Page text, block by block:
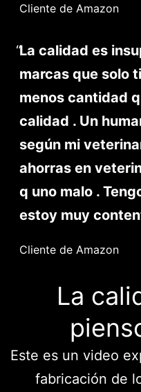
Cliente de Amazon
La calidad es
marcas que solo
menos cantidad
calidad . Un
según mi
ahorras en
q uno malo .
estoy muy
Cliente de Amazon
La
Este es un video
fabricación de